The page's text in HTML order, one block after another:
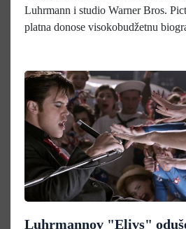
Luhrmann i studio Warner Bros.
platna donose visokobudžetnu
Luhrmannov "Elivs"